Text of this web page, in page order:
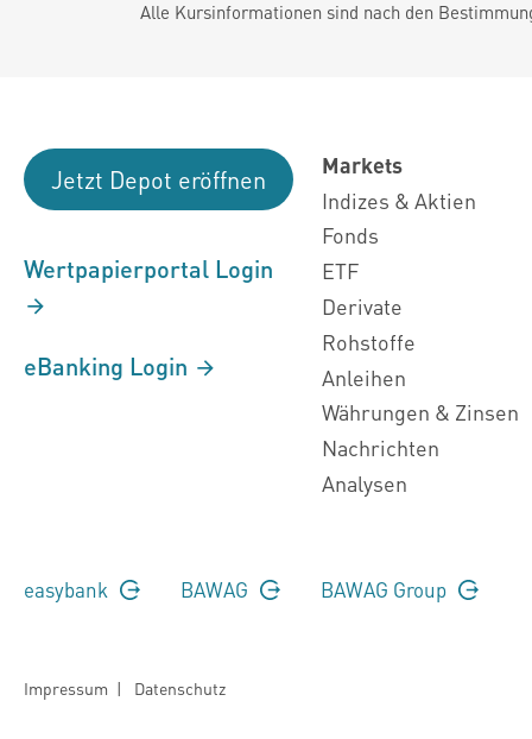
Alle Kursinformationen sind nach den
Jetzt Depot eröffnen
Wertpapierportal Login
eBanking Login
Markets
Indizes & Aktien
Fonds
ETF
Derivate
Rohstoffe
Anleihen
Währungen & Zinsen
Nachrichten
Analysen
easybank BAWAG BAWAG Group
Impressum | Datenschutz